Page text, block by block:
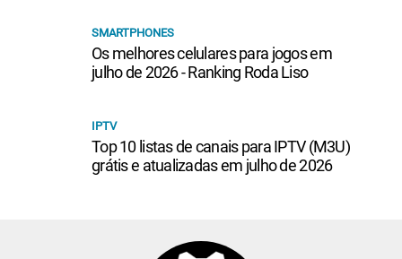
SMARTPHONES
Os melhores celulares para jogos em
julho de 2026 - Ranking Roda Liso
IPTV
Top 10 listas de canais para IPTV (M3U)
grátis e atualizadas em julho de 2026